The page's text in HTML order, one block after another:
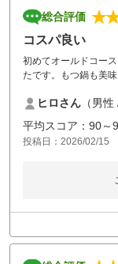
総合評価
コスパ良い
初めてオールドコー
たです。もつ鍋も美味
ヒロさん （男性
平均スコア：90～
投稿日：2026/02/15